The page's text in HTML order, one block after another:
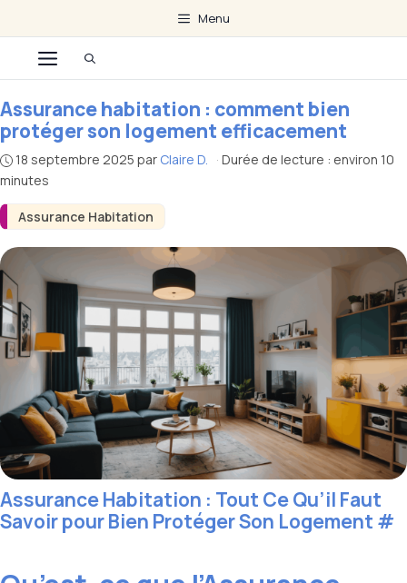
au
contenu
Menu
Menu
Assurance Habitation
Assurance habitation : comment bien
protéger son logement efficacement
18 septembre 2025 par Claire D. · Durée de lecture : environ 10
minutes
Assurance Habitation : Tout Ce Qu’il Faut
Savoir pour Bien Protéger Son Logement #